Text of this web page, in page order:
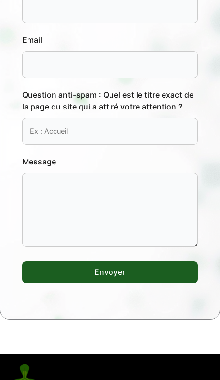
Email
Question anti-spam : Quel est le titre exact de
la page du site qui a attiré votre attention ?
Message
Envoyer